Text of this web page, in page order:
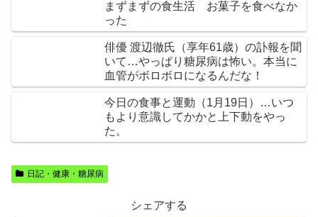
まずまずの食生活 お菓子を食べなか
った
俳優 渡辺徹氏（享年61歳）の訃報を聞
いて…やっぱり糖尿病は怖い。本当に
血管がボロボロになるんだな！
今日の食事と運動（1月19日）…いつ
もより意識してかかと上下動をやっ
た。
日記・健康・糖尿病
シェアする